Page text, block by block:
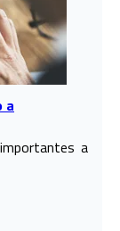
a
a